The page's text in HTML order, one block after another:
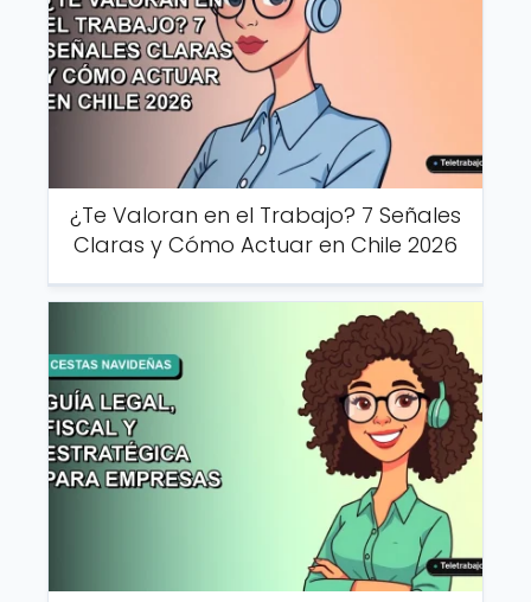
¿Te Valoran en el Trabajo? 7 Señales
Claras y Cómo Actuar en Chile 2026